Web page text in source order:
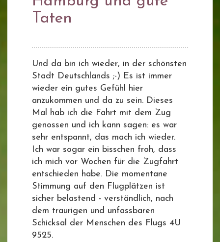
Taten
Und da bin ich wieder, in der schönsten
Stadt Deutschlands ;-) Es ist immer
wieder ein gutes Gefühl hier
anzukommen und da zu sein. Dieses
Mal hab ich die Fahrt mit dem Zug
genossen und ich kann sagen: es war
sehr entspannt, das mach ich wieder.
Ich war sogar ein bisschen froh, dass
ich mich vor Wochen für die Zugfahrt
entschieden habe. Die momentane
Stimmung auf den Flugplätzen ist
sicher belastend - verständlich, nach
dem traurigen und unfassbaren
Schicksal der Menschen des Flugs 4U
9525.